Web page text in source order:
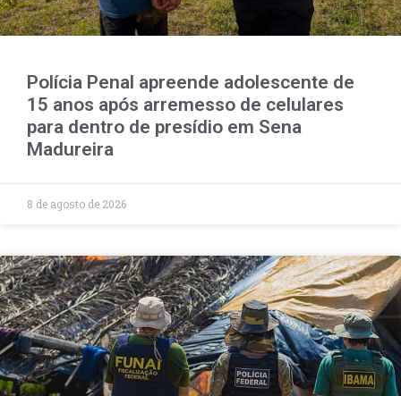
Polícia Penal apreende adolescente de
15 anos após arremesso de celulares
para dentro de presídio em Sena
Madureira
8 de agosto de 2026